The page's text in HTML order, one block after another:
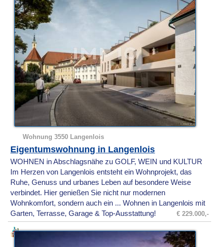
Wohnung 3550 Langenlois
Eigentumswohnung in Langenlois
WOHNEN in Abschlagsnähe zu GOLF, WEIN und KULTUR
Im Herzen von Langenlois entsteht ein Wohnprojekt, das
Ruhe, Genuss und urbanes Leben auf besondere Weise
verbindet. Hier genießen Sie nicht nur modernen
Wohnkomfort, sondern auch ein ... Wohnen in Langenlois mit
Garten, Terrasse, Garage & Top-Ausstattung!
€ 229.000,-